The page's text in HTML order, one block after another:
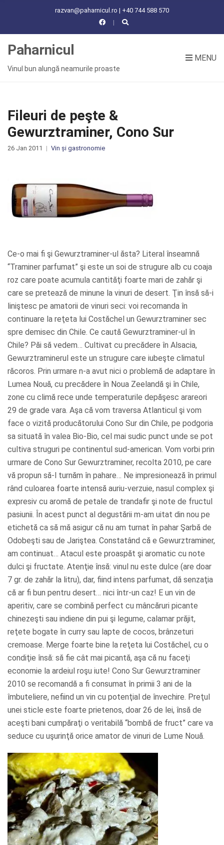
razvan@paharnicul.ro | +40 744 588 570
R
Paharnicul
Vinul bun alungă neamurile proaste
MENU
Fileuri de peşte &
Gewurztraminer, Cono Sur
26 Jan 2011 Vin și gastronomie
Ce-o mai fi şi Gewurztraminer-ul ăsta? Literal înseamnă
“Traminer parfumat” şi este un soi de strugure alb cu coaja
roz care poate acumula cantităţi foarte mari de zahăr şi
care se pretează de minune la vinuri de desert. Ţin însă să-i
liniştesc pe amatorii de vinuri seci: voi recomanda în
continuare la reţeta lui Costăchel un Gewurztraminer sec
spre demisec din Chile. Ce caută Gewurztraminer-ul în
Chile? Păi să vedem… Cultivat cu precădere în Alsacia,
Gewurztraminerul este un strugure care iubeşte climatul
răcoros. Prin urmare n-a avut nici o problemă de adaptare în
Lumea Nouă, cu precădere în Noua Zeelandă şi în Chile,
zone cu climă rece unde temperaturile depăşesc arareori
29 de grade vara. Aşa că vom traversa Atlanticul şi vom
face o vizită producătorului Cono Sur din Chile, pe podgoria
sa situată în valea Bio-Bio, cel mai sudic punct unde se pot
cultiva struguri pe continentul sud-american. Vom vorbi prin
urmare de Cono Sur Gewurztraminer, recolta 2010, pe care
vă propun să-l turnăm în pahare… Ne impresionează în primul
rând culoarea foarte intensă auriu-verzuie, nasul complex şi
expresiv cu aromă de petale de trandafir şi note de fructul
pasiunii. În acest punct al degustării m-am uitat din nou pe
etichetă ca să mă asigur că nu am turnat în pahar Şarbă de
Odobeşti sau de Jariştea. Constatând că e Gewurztraminer,
am continuat… Atacul este proaspăt şi aromatic cu note
dulci şi fructate. Atenţie însă: vinul nu este dulce (are doar
7 gr. de zahăr la litru), dar, fiind intens parfumat, dă senzaţia
că ar fi bun pentru desert… nici într-un caz! E un vin de
aperitiv, care se combină perfect cu mâncăruri picante
chinezeşti sau indiene din pui şi legume, calamar prăjit,
reţete bogate în curry sau lapte de cocos, brânzeturi
cremoase. Merge foarte bine la reţeta lui Costăchel, cu o
condiţie însă: să fie cât mai picantă, aşa că nu faceţi
economie la ardeiul roşu iute! Cono Sur Gewurztraminer
2010 se recomandă a fi consumat în primii 3 ani de la
îmbuteliere, nefiind un vin cu potenţial de învechire. Preţul
unei sticle este foarte prietenos, doar 26 de lei, însă de
aceşti bani cumpăraţi o veritabilă “bombă de fruct” care va
seduce cu uşurinţă orice amator de vinuri de Lume Nouă.